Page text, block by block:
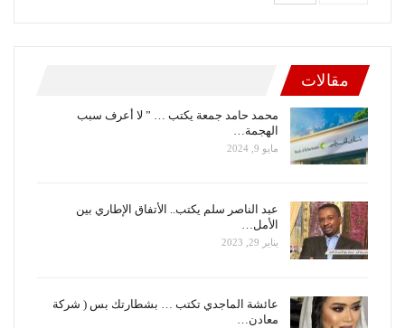
مقالات
محمد حامد جمعة يكتب … ” لا أعرف سبب
الهجمة…
مايو 9, 2024
عبد الناصر سلم يكتب.. الأتفاق الإطاري بين
الأمل…
يناير 29, 2023
عائشة الماجدي تكتب … بشطارتك بس ( شركة
معادن…